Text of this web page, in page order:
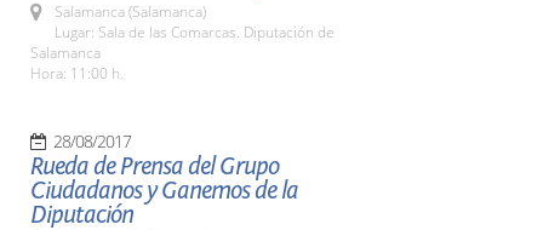
Salamanca (Salamanca)
Lugar: Sala de las Comarcas. Diputación de
Salamanca
Hora: 11:00 h.
28/08/2017
Rueda de Prensa del Grupo
Ciudadanos y Ganemos de la
Diputación